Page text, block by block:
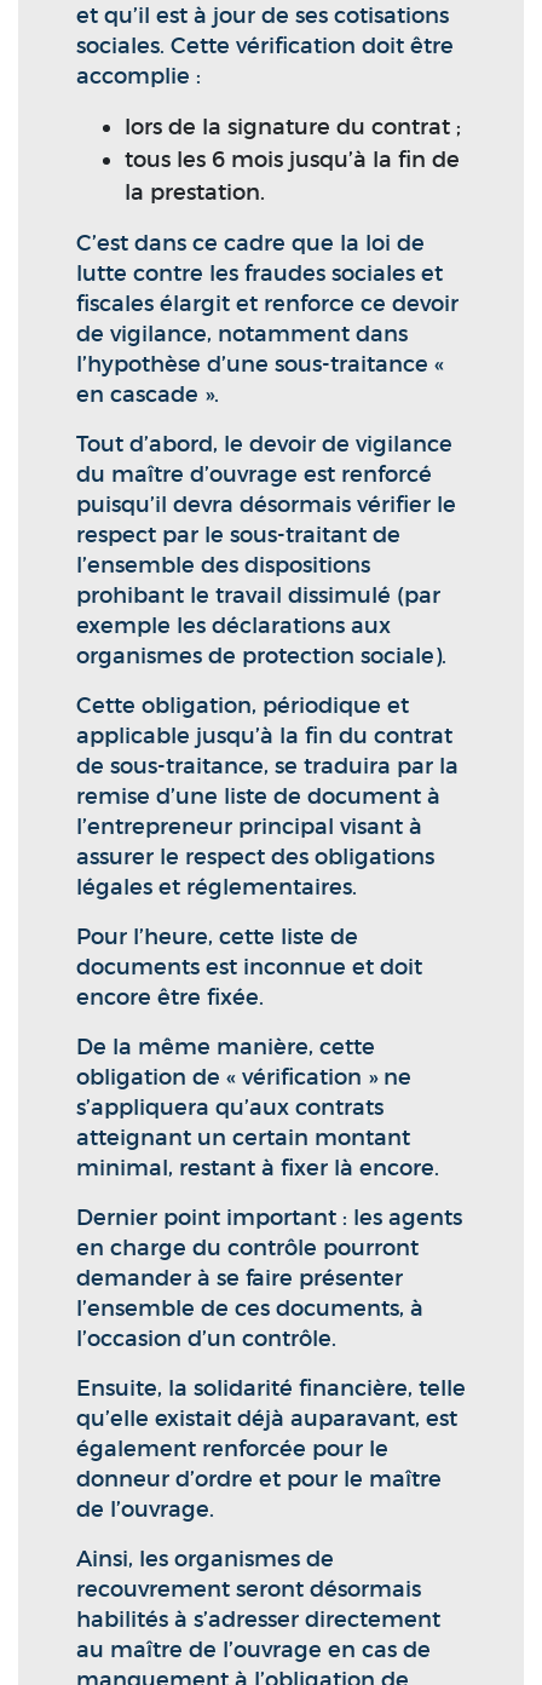
et qu’il est à jour de ses cotisations
sociales. Cette vérification doit être
accomplie :
lors de la signature du contrat ;
tous les 6 mois jusqu’à la fin de
la prestation.
C’est dans ce cadre que la loi de
lutte contre les fraudes sociales et
fiscales élargit et renforce ce devoir
de vigilance, notamment dans
l’hypothèse d’une sous-traitance «
en cascade ».
Tout d’abord, le devoir de vigilance
du maître d’ouvrage est renforcé
puisqu’il devra désormais vérifier le
respect par le sous-traitant de
l’ensemble des dispositions
prohibant le travail dissimulé (par
exemple les déclarations aux
organismes de protection sociale).
Cette obligation, périodique et
applicable jusqu’à la fin du contrat
de sous-traitance, se traduira par la
remise d’une liste de document à
l’entrepreneur principal visant à
assurer le respect des obligations
légales et réglementaires.
Pour l’heure, cette liste de
documents est inconnue et doit
encore être fixée.
De la même manière, cette
obligation de « vérification » ne
s’appliquera qu’aux contrats
atteignant un certain montant
minimal, restant à fixer là encore.
Dernier point important : les agents
en charge du contrôle pourront
demander à se faire présenter
l’ensemble de ces documents, à
l’occasion d’un contrôle.
Ensuite, la solidarité financière, telle
qu’elle existait déjà auparavant, est
également renforcée pour le
donneur d’ordre et pour le maître
de l’ouvrage.
Ainsi, les organismes de
recouvrement seront désormais
habilités à s’adresser directement
au maître de l’ouvrage en cas de